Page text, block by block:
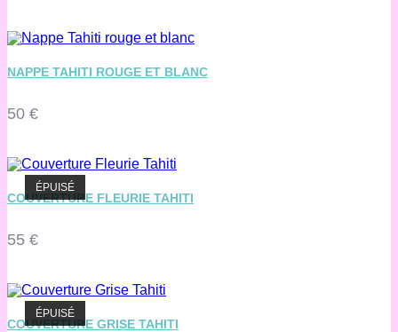
NAPPE TAHITI ROUGE ET BLANC
50 €
ÉPUISÉ
COUVERTURE FLEURIE TAHITI
55 €
ÉPUISÉ
COUVERTURE GRISE TAHITI